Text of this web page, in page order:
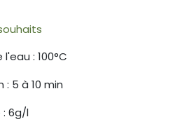
: 100°C
: 5 à 10 min
6g/l